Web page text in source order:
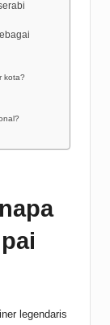
kota?
legendaris